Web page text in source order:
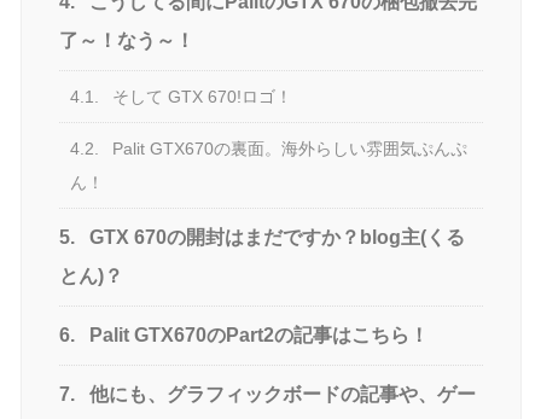
了～！なう～！
4.1. そして GTX 670!ロゴ！
4.2.
Palit GTX670の裏面。海外らしい雰囲気ぷんぷ
ん！
5.
GTX 670の開封はまだですか？blog主(くる
とん)？
6. Palit GTX670のPart2の記事はこちら！
7.
他にも、グラフィックボードの記事や、ゲー